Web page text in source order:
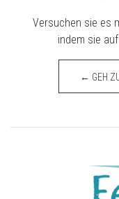
Versuchen sie es
indem sie
← GEH